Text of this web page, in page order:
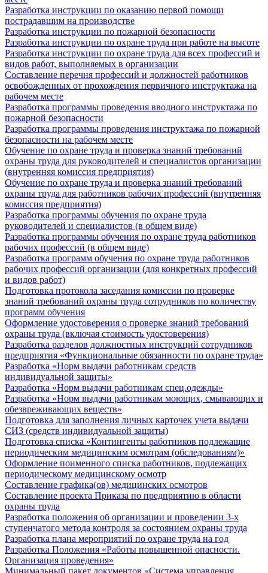
Разработка инструкции по оказанию первой помощи
пострадавшим на производстве
Разработка инструкции по пожарной безопасности
Разработка инструкции по охране труда при работе на высоте
Разработка инструкции по охране труда для всех профессий и
видов работ, выполняемых в организации
Составление перечня профессий и должностей работников
освобожденных от прохождения первичного инструктажа на
рабочем месте
Разработка программы проведения вводного инструктажа по
пожарной безопасности
Разработка программы проведения инструктажа по пожарной
безопасности на рабочем месте
Обучение по охране труда и проверка знаний требований
охраны труда для руководителей и специалистов организации
(внутренняя комиссия предприятия)
Обучение по охране труда и проверка знаний требований
охраны труда для работников рабочих профессий (внутренняя
комиссия предприятия)
Разработка программы обучения по охране труда
руководителей и специалистов (в общем виде)
Разработка программы обучения по охране труда работников
рабочих профессий (в общем виде)
Разработка программ обучения по охране труда работников
рабочих профессий организации (для конкретных профессий
и видов работ)
Подготовка протокола заседания комиссии по проверке
знаний требований охраны труда сотрудников по количеству
программ обучения
Оформление удостоверения о проверке знаний требований
охраны труда (включая стоимость удостоверения)
Разработка разделов должностных инструкций сотрудников
предприятия «Функциональные обязанности по охране труда»
Разработка «Норм выдачи работникам средств
индивидуальной защиты»
Разработка «Норм выдачи работникам спец.одежды»
Разработка «Норм выдачи работникам моющих, смывающих и
обезвреживающих веществ»
Подготовка для заполнения личных карточек учета выдачи
СИЗ (средств индивидуальной защиты)
Подготовка списка «Контингенты работников подлежащие
периодическим медицинским осмотрам (обследованиям)»
Оформление поименного списка работников, подлежащих
периодическому медицинскому осмотр
Составление графика(ов) медицинских осмотров
Составление проекта Приказа по предприятию в области
охраны труда
Разработка положения об организации и проведении 3-х
ступенчатого метода контроля за состоянием охраны труда
Разработка плана мероприятий по охране труда на год
Разработка Положения «Работы повышенной опасности.
Организация проведения»
Минимальный пакет документов «Система управления